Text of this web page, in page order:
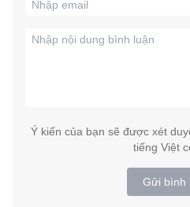
Ý kiến của bạn sẽ được xét
tiếng Việt
Gửi bình